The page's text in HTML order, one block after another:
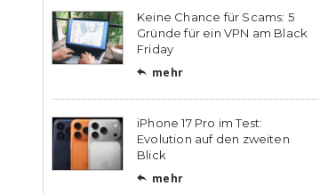
Keine Chance für Scams: 5
Gründe für ein VPN am Black
Friday
 mehr
iPhone 17 Pro im Test:
Evolution auf den zweiten
Blick
 mehr